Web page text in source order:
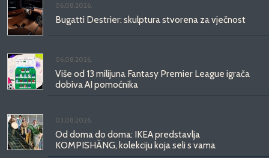
06.08.2026.
Bugatti Destrier: skulptura stvorena za vječnost
06.08.2026.
Više od 13 milijuna Fantasy Premier League igrača
dobiva AI pomoćnika
03.08.2026.
Od doma do doma: IKEA predstavlja
KOMPISHÄNG, kolekciju koja seli s vama